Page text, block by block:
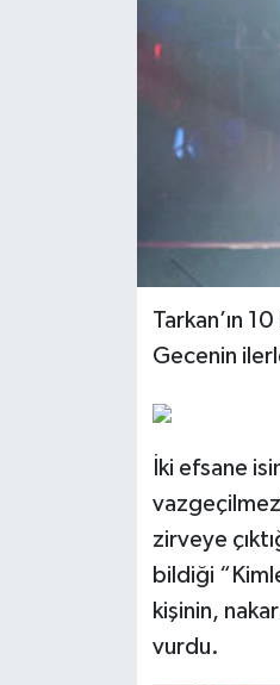
Tarkan’ın
Gecenin
İki efsane
zirveye
bildiği
kişinin,
vurdu.